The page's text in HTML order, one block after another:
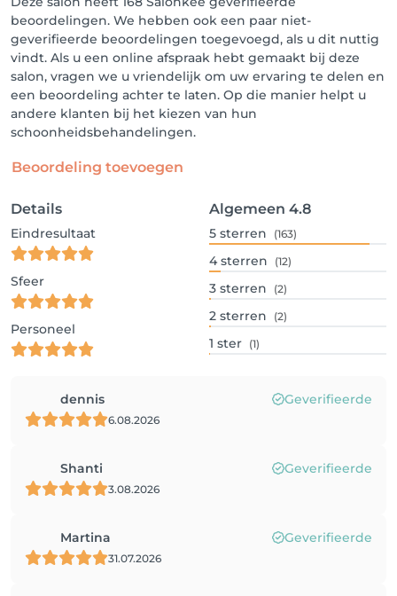
beoordelingen. We hebben ook een paar niet-
geverifieerde beoordelingen toegevoegd, als u dit nuttig
vindt. Als u een online afspraak hebt gemaakt bij deze
salon, vragen we u vriendelijk om uw ervaring te delen en
een beoordeling achter te laten. Op die manier helpt u
andere klanten bij het kiezen van hun
schoonheidsbehandelingen.
Beoordeling toevoegen
Details
Eindresultaat
Sfeer
Personeel
Algemeen 4.8
5 sterren (163)
4 sterren (12)
3 sterren (2)
2 sterren (2)
1 ster (1)
dennis Geverifieerde
6.08.2026
Shanti Geverifieerde
3.08.2026
Martina Geverifieerde
31.07.2026